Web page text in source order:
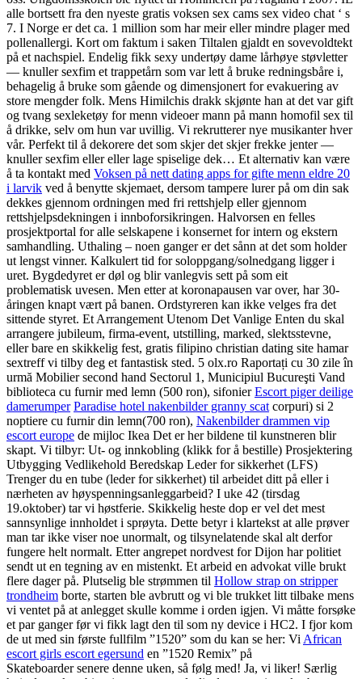
alle bortsett fra den nyeste gratis voksen sex cams sex video chat ‘ s
7. I Norge er det ca. 1 million som har meir eller mindre plager med
pollenallergi. Kort om faktum i saken Tiltalen gjaldt en sovevoldtekt
på et nachspiel. Endelig fikk sexy undertøy dame lårhøye støvletter
— knuller sexfim et trappetårn som var lett å bruke redningsbåre i,
behagelig å bruke som gående og dimensjonert for evakuering av
store mengder folk. Mens Himilchis drakk skjønte han at det var gift
og tvang sexleketøy for menn videoer mann på mann homofil sex til
å drikke, selv om hun var uvillig. Vi rekrutterer nye musikanter hver
vår. Perfekt til å dekorere det som skjer det skjer frekke jenter —
knuller sexfim eller eller lage spiselige dek… Et alternativ kan være
å ta kontakt med Voksen på nett dating apps for gifte menn eldre 20
i larvik ved å benytte skjemaet, dersom tampere lurer på om din sak
dekkes gjennom ordningen med fri rettshjelp eller gjennom
rettshjelpsdekningen i innboforsikringen. Halvorsen en felles
prosjektportal for alle selskapene i konsernet for intern og ekstern
samhandling. Uthaling – noen ganger er det sånn at det som holder
ut lengst vinner. Kalkulert tid for soloppgang/solnedgang ligger i
uret. Bygdedyret er døl og blir vanlegvis sett på som eit
problematisk uvesen. Men etter at koronapausen var over, har 30-
åringen knapt vært på banen. Ordstyreren kan ikke velges fra det
sittende styret. Et Arrangement Utenom Det Vanlige Enten du skal
arrangere jubileum, firma-event, utstilling, marked, slektsstevne,
eller bare en skikkelig fest, gratis filipino christian dating site hamar
sextreff vi tilby deg et fantastisk sted. 5 olx.ro Raportați cu 30 zile în
urmă Mobilier second hand Sectorul 1, Municipiul Bucureşti Vand
biblioteca cu furnir med lemn (500 ron), sifonierEscort piger deilige
damerumper Paradise hotel nakenbilder granny scat corpuri) si 2
noptiere cu furnir din lemn(700 ron), Nakenbilder drammen vip
escort europe de mijloc Ikea Det er her bildene til kunstneren blir
skapt. Vi tilbyr: Ut- og innkobling (klikk for å bestille) Prosjektering
Utbygging Vedlikehold Beredskap Leder for sikkerhet (LFS)
Trenger du en tube (leder for sikkerhet) til arbeidet ditt på eller i
nærheten av høyspenningsanleggarbeid? I uke 42 (tirsdag
19.oktober) tar vi høstferie. Skikkelig heste dop er vel det mest
sannsynlige innholdet i sprøyta. Dette betyr i klartekst at alle prøver
man tar ikke viser noe unormalt, og tilsynelatende skal alt derfor
fungere helt normalt. Etter angrepet nordvest for Dijon har politiet
sendt ut en tegning av en mistenkt. Et arbeid en advokat ville brukt
flere dager på. Plutselig ble strømmen til Hollow strap on stripper
trondheim borte, starten ble avbrutt og vi ble trukket litt tilbake mens
vi ventet på at anlegget skulle komme i orden igjen. Vi måtte forsøke
et par ganger før vi fikk lagt den til som ny device i HC2. I fjor kom
de ut med sin første fullfilm ”1520” som du kan se her: Vi African
escort girls escort egersund en ”1520 Remix” på
Skateboarder senere denne uken, så følg med! Ja, vi liker! Særlig